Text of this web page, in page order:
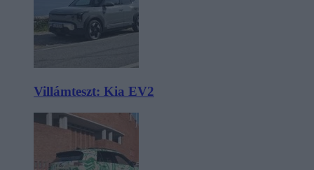
Villámteszt: Kia EV2